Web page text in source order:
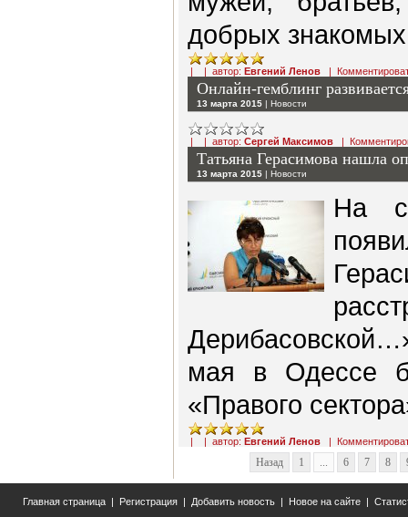
добрых
| | автор: Евгений Ленов |
Онлайн-гемблинг
13 марта 2015 | Новости
| | автор: Сергей Максимов |
Татьяна Герасимова нашла
13 марта 2015 | Новости
На
мая в Одессе
«Правого
| | автор: Евгений Ленов |
Назад 1 ... 6 7 8
Главная страница | Регистрация | Добавить новость | Новое на сайте |